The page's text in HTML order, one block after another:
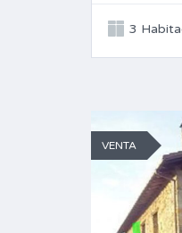
3
VENTA